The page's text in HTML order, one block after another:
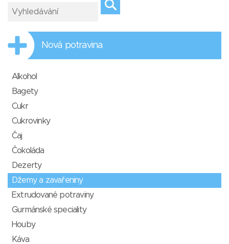
Nová potravina
Alkohol
Bagety
Cukr
Cukrovinky
Čaj
Čokoláda
Dezerty
Džemy a zavařeniny
Extrudované potraviny
Gurmánské speciality
Houby
Káva